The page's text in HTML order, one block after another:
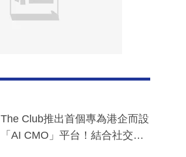
The Club推出首個專為港企而設
「AI CMO」平台！結合社交聆